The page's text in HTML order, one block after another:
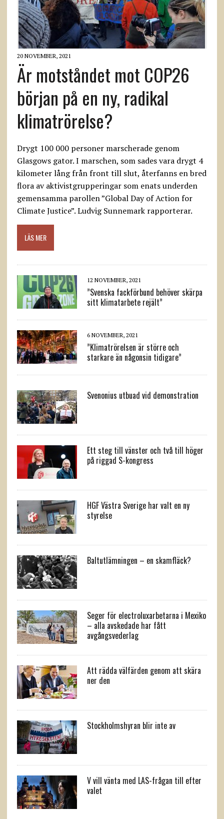
20 NOVEMBER, 2021
Är motståndet mot COP26
början på en ny, radikal
klimatrörelse?
Drygt 100 000 personer marscherade genom
Glasgows gator. I marschen, som sades vara drygt 4
kilometer lång från front till slut, återfanns en bred
flora av aktivistgrupperingar som enats underden
gemensamma parollen ”Global Day of Action for
Climate Justice”. Ludvig Sunnemark rapporterar.
LÄS MER
12 NOVEMBER, 2021
”Svenska fackförbund behöver skärpa
sitt klimatarbete rejält”
6 NOVEMBER, 2021
”Klimatrörelsen är större och
starkare än någonsin tidigare”
Svenonius utbuad vid demonstration
Ett steg till vänster och två till höger
på riggad S-kongress
HGF Västra Sverige har valt en ny
styrelse
Baltutlämningen – en skamfläck?
Seger för electroluxarbetarna i Mexiko
– alla avskedade har fått
avgångsvederlag
Att rädda välfärden genom att skära
ner den
Stockholmshyran blir inte av
V vill vänta med LAS-frågan till efter
valet